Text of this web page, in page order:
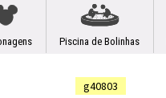
Piscina de Bolinhas
g40803